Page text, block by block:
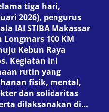
tiga hari,
2026), pengurus
IAI STIBA Makassar
100 KM
Kebun Raya
Kegiatan ini
rutin yang
fisik, mental,
dan solidaritas
dilaksanakan di…